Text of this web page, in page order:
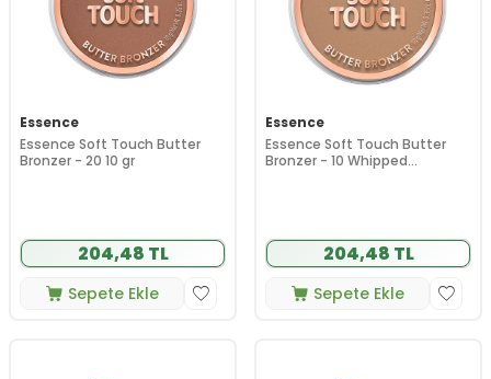
Essence
Essence Soft Touch Butter
Bronzer - 20 10 gr
204,48 TL
Sepete Ekle
Essence
Essence Soft Touch Butter
Bronzer - 10 Whipped
204,48 TL
Sepete Ekle